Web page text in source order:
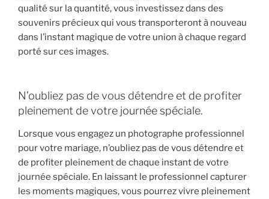
qualité sur la quantité, vous investissez dans des
souvenirs précieux qui vous transporteront à nouveau
dans l’instant magique de votre union à chaque regard
porté sur ces images.
N’oubliez pas de vous détendre et de profiter
pleinement de votre journée spéciale.
Lorsque vous engagez un photographe professionnel
pour votre mariage, n’oubliez pas de vous détendre et
de profiter pleinement de chaque instant de votre
journée spéciale. En laissant le professionnel capturer
les moments magiques, vous pourrez vivre pleinement